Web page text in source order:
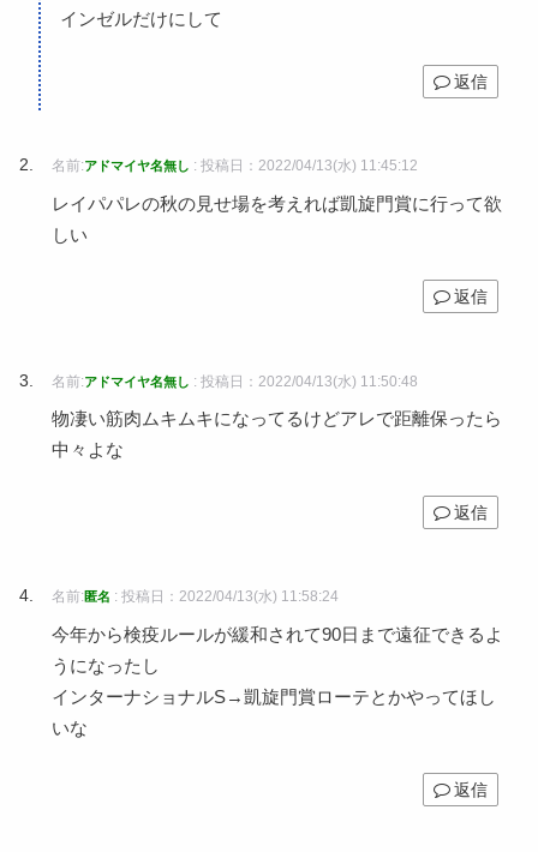
インゼルだけにして
返信
名前:アドマイヤ名無し : 投稿日：2022/04/13(水) 11:45:12
レイパパレの秋の見せ場を考えれば凱旋門賞に行って欲
しい
返信
名前:アドマイヤ名無し : 投稿日：2022/04/13(水) 11:50:48
物凄い筋肉ムキムキになってるけどアレで距離保ったら
中々よな
返信
名前: 匿名 : 投稿日：2022/04/13(水) 11:58:24
今年から検疫ルールが緩和されて90日まで遠征できるよ
うになったし
インターナショナルS→凱旋門賞ローテとかやってほし
いな
返信